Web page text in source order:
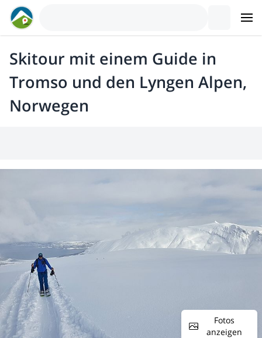
Skitour mit einem Guide in
Tromso und den Lyngen Alpen,
Norwegen
Fotos
anzeigen